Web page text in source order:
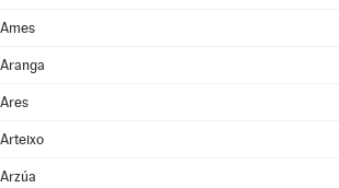
Ames
Aranga
Ares
Arteixo
Arzúa